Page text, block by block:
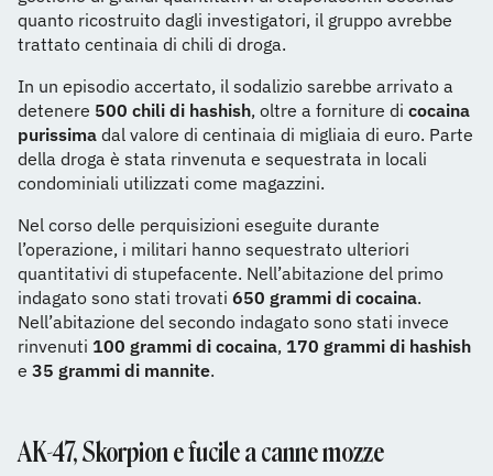
quanto ricostruito dagli investigatori, il gruppo avrebbe
trattato centinaia di chili di droga.
In un episodio accertato, il sodalizio sarebbe arrivato a
detenere 500 chili di hashish, oltre a forniture di cocaina
purissima dal valore di centinaia di migliaia di euro. Parte
della droga è stata rinvenuta e sequestrata in locali
condominiali utilizzati come magazzini.
Nel corso delle perquisizioni eseguite durante
l’operazione, i militari hanno sequestrato ulteriori
quantitativi di stupefacente. Nell’abitazione del primo
indagato sono stati trovati 650 grammi di cocaina.
Nell’abitazione del secondo indagato sono stati invece
rinvenuti 100 grammi di cocaina, 170 grammi di hashish
e 35 grammi di mannite.
AK-47, Skorpion e fucile a canne mozze